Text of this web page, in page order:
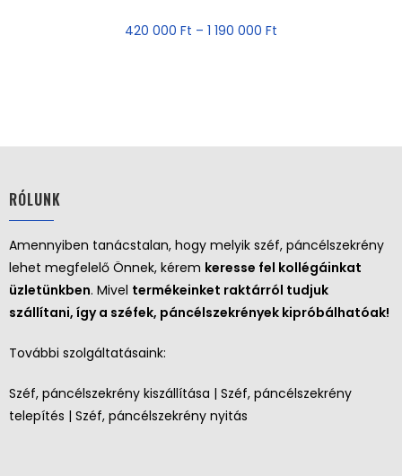
420 000 Ft – 1 190 000 Ft
RÓLUNK
Amennyiben tanácstalan, hogy melyik széf, páncélszekrény
lehet megfelelő Önnek, kérem keresse fel kollégáinkat
üzletünkben. Mivel termékeinket raktárról tudjuk
szállítani, így a széfek, páncélszekrények kipróbálhatóak!
További szolgáltatásaink:
Széf, páncélszekrény kiszállítása | Széf, páncélszekrény
telepítés | Széf, páncélszekrény nyitás